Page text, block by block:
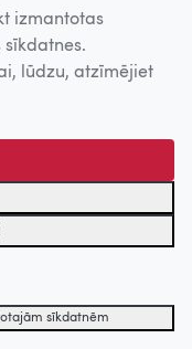
izmantotas
lūdzu, atzīmējiet
sīkdatnēm